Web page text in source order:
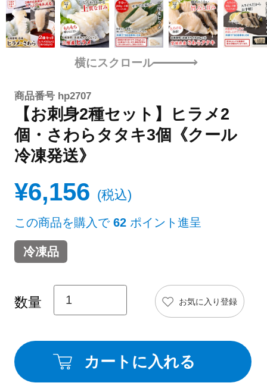
横にスクロール
商品番号 hp2707
【お刺身2種セット】ヒラメ2
個・さわらタタキ3個《クール
冷凍発送》
¥6,156 税込
この商品を購入で 62 ポイント進呈
冷凍品
お気に入り登録
カートに入れる